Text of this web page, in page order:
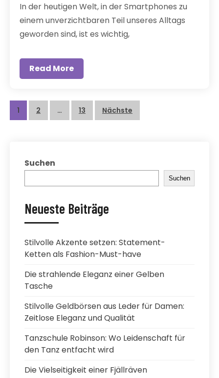
In der heutigen Welt, in der Smartphones zu
einem unverzichtbaren Teil unseres Alltags
geworden sind, ist es wichtig,
Read More
Beitragsnavigation
1 2 … 13 Nächste
Suchen
Suchen
Neueste Beiträge
Stilvolle Akzente setzen: Statement-
Ketten als Fashion-Must-have
Die strahlende Eleganz einer Gelben
Tasche
Stilvolle Geldbörsen aus Leder für Damen:
Zeitlose Eleganz und Qualität
Tanzschule Robinson: Wo Leidenschaft für
den Tanz entfacht wird
Die Vielseitigkeit einer Fjällräven